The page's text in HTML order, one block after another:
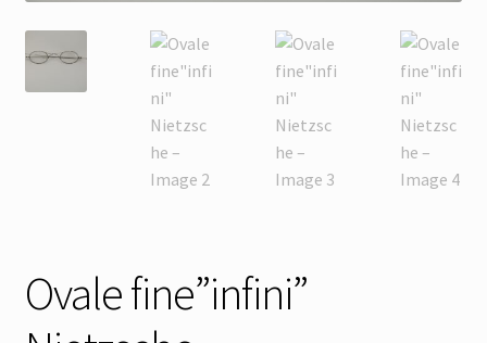
Membres
Search Results
Ovale fine”infini”